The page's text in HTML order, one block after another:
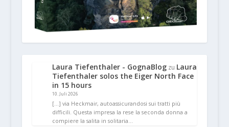
Laura Tiefenthaler - GognaBlogzu Laura
Tiefenthaler solos the Eiger North Face
in 15 hours
10. Juli 2026
[…] via Heckmair, autoassicurandosi sui tratti più
difficili. Questa impresa la rese la seconda donna a
compiere la salita in solitaria…